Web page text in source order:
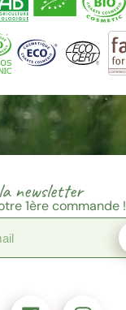
newsletter
1ère commande !